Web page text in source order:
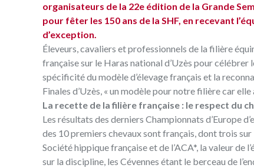
organisateurs de la 22e édition de la Grande
pour fêter les 150 ans de la SHF, en recevant
d’exception.
Éleveurs, cavaliers et professionnels de la filière
française sur le Haras national d’Uzès pour célébrer
spécificité du modèle d’élevage français et la
Finales d’Uzès, « un modèle pour notre filière car
La recette de la filière française : le respect du
Les résultats des derniers Championnats d’Europe
des 10 premiers chevaux sont français, dont trois
Société hippique française et de l’ACA*, la valeur de
sur la discipline, les Cévennes étant le berceau de